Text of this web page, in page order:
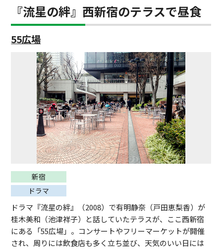
『流星の絆』西新宿のテラスで昼食
55広場
新宿
ドラマ
ドラマ『流星の絆』（2008）で有明静奈（戸田恵梨香）が
桂木美和（池津祥子）と話していたテラスが、ここ西新宿
にある「55広場」。コンサートやフリーマーケットが開催
され、周りには飲食店も多く立ち並び、天気のいい日には